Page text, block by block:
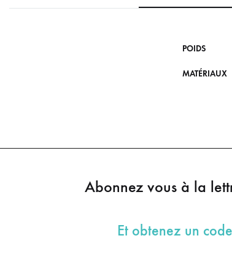
POIDS
MATÉRIAUX
Abonnez vous à la
Et obtenez un